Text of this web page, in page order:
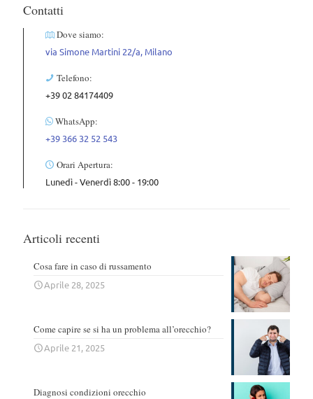
Contatti
Dove siamo:
via Simone Martini 22/a, Milano
Telefono:
+39 02 84174409
WhatsApp:
+39 366 32 52 543
Orari Apertura:
Lunedì - Venerdì 8:00 - 19:00
Articoli recenti
Cosa fare in caso di russamento
Aprile 28, 2025
Come capire se si ha un problema all’orecchio?
Aprile 21, 2025
Diagnosi condizioni orecchio